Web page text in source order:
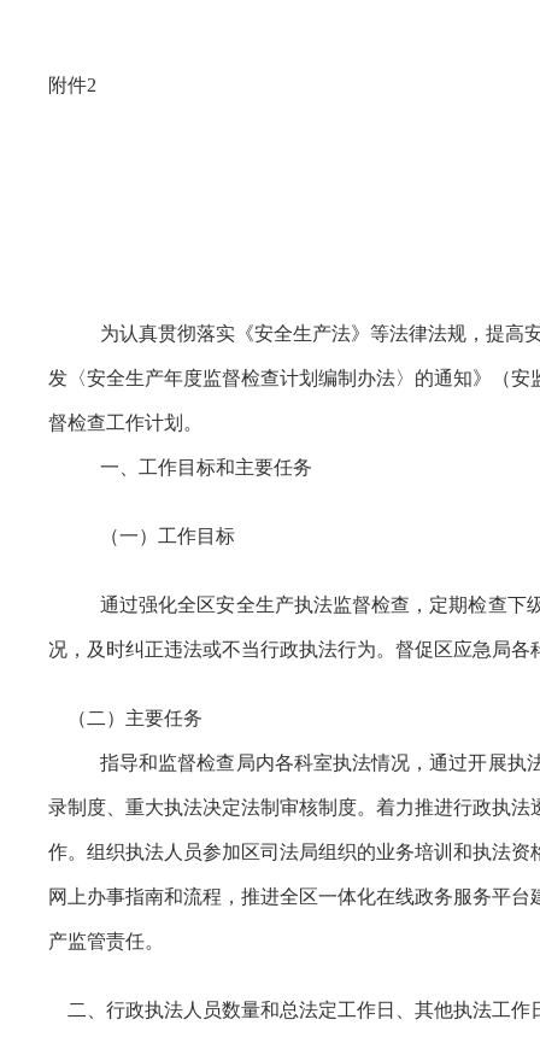
附件2
为认真贯彻落实《安全生产法》等法律法规，提高
发〈安全生产年度监督检查计划编制办法〉的通知》（
督检查工作计划。
一、工作目标和主要任务
（一）工作目标
通过强化全区安全生产执法监督检查，定期检查下
况，及时纠正违法或不当行政执法行为。督促区应急局
（二）主要任务
指导和监督检查局内各科室执法情况，通过开展执
录制度、重大执法决定法制审核制度。着力推进行政执
作。组织执法人员参加区司法局组织的业务培训和执法
网上办事指南和流程，推进全区一体化在线政务服务平
产监管责任。
二、行政执法人员数量和总法定工作日、其他执法工作